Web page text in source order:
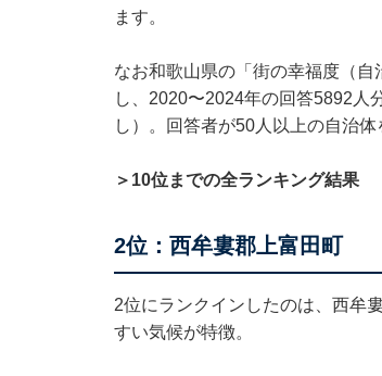
ます。
なお和歌山県の「街の幸福度（
し、2020〜2024年の回答5892人
し）。回答者が50人以上の自治体
＞10位までの全ランキング結果
2位：西牟婁郡上富田町
2位にランクインしたのは、西牟
すい気候が特徴。